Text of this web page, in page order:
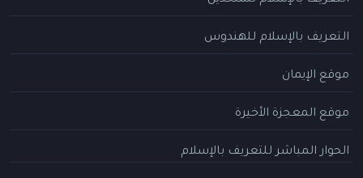
التعريف بالإسلام للهندوس
موقع الإيمان
موقع المعجزة الأخيرة
الحوار المباشر للتعريف بالإسلام